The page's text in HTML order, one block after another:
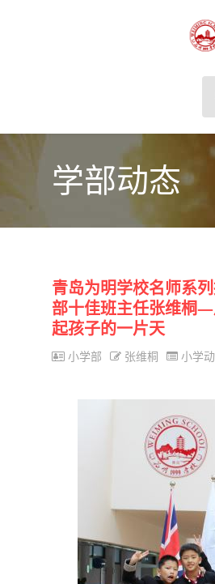
学部动态
青岛为明学校名师系
部十佳班主任张维桐
起孩子的一片天
小学部 张维桐 小学